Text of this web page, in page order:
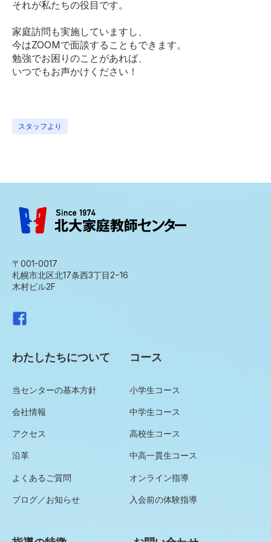
それが私たちの役目です。
家庭訪問も実施していますし、
今はZOOMで面談することもできます。
勉強でお困りのことがあれば、
いつでもお声かけください！
スタッフより
〒001-0017
札幌市北区北17条西3丁目2−16
木村ビル2F
わたしたちについて
当センターの基本方針
会社情報
アクセス
沿革
よくあるご質問
ブログ／お知らせ
コース
小学生コース
中学生コース
高校生コース
中高一貫生コース
オンライン指導
入会前の体験指導